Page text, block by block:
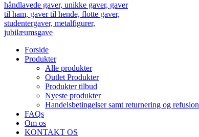
Forside
Produkter
Alle produkter
Outlet Produkter
Produkter tilbud
Nyeste produkter
Handelsbetingelser samt returnering og refusion
FAQs
Om os
KONTAKT OS